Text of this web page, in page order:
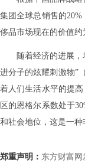
集团全球总销售的
侈品市场现在的价值约
随着经济的进展
进分子的炫耀刺激物”
着人们生活水平的提
区的恩格尔系数处于
和社会地位，这是一
郑重声明： 东方财富